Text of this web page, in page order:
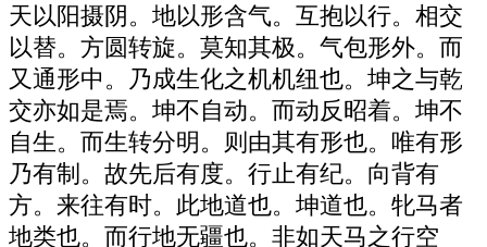
天以阳摄阴。地以形含气。互抱以行。相交
以替。方圆转旋。莫知其极。气包形外。而
又通形中。乃成生化之机机纽也。坤之与乾
交亦如是焉。坤不自动。而动反昭着。坤不
自生。而生转分明。则由其有形也。唯有形
乃有制。故先后有度。行止有纪。向背有
方。来往有时。此地道也。坤道也。牝马者
地类也。而行地无疆也。非如天马之行空